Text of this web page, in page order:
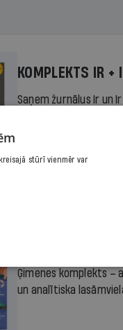
KOMPLEKTS IR +
Saņem žurnālus Ir un
pilnu piekļuvi portāla
Cena
Ģimenes komplekts –
un analītiska
stūrī vienmēr var